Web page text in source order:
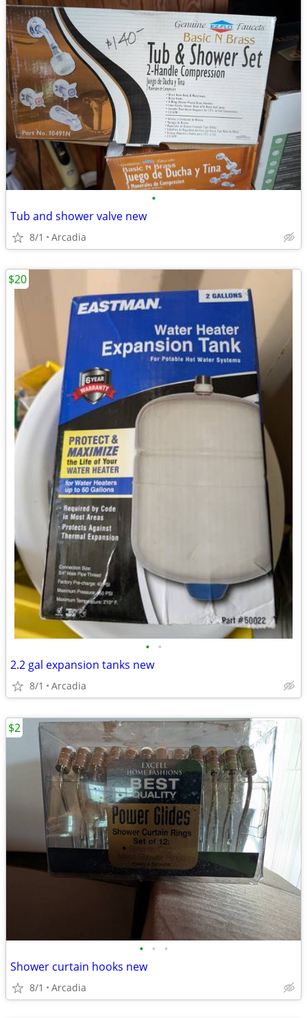
•
Tub and shower valve new
8/1 Arcadia
• •
2.2 gal expansion tanks new
8/1 Arcadia
$20
• • •
Shower curtain hooks new
8/1 Arcadia
$2